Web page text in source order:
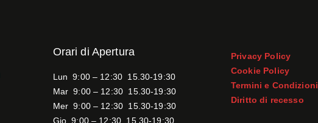
Orari di Apertura
Lun 9:00 – 12:30 15.30-19:30
Mar 9:00 – 12:30 15.30-19:30
Mer 9:00 – 12:30 15.30-19:30
Gio 9:00 – 12:30 15.30-19:30
Privacy Policy
Cookie Policy
Termini e Condizioni
Diritto di recesso